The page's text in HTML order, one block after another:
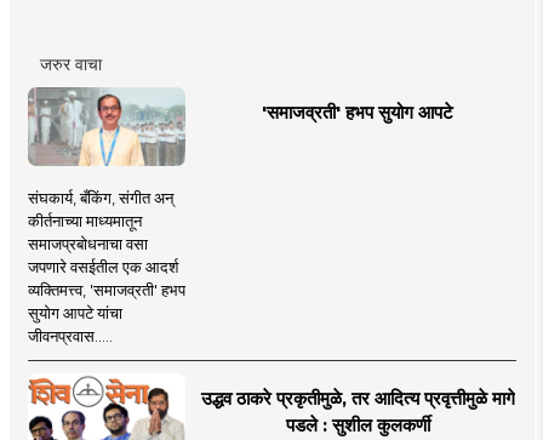
जरुर वाचा
'समाजव्रती' हभप सुयोग आपटे
संघकार्य, बँकिंग, संगीत अन्
कीर्तनाच्या माध्यमातून
समाजप्रबोधनाचा वसा
जपणारे वसईतील एक आदर्श
व्यक्तिमत्त्व, 'समाजव्रती' हभप
सुयोग आपटे यांचा
जीवनप्रवास.....
उद्धव ठाकरे प्रकृतीमुळे, तर आदित्य प्रवृत्तीमुळे मागे
पडले : सुशील कुलकर्णी